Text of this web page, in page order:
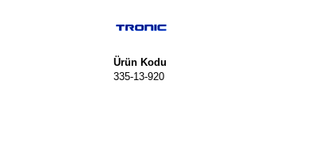
Ürün Kodu
335-13-920